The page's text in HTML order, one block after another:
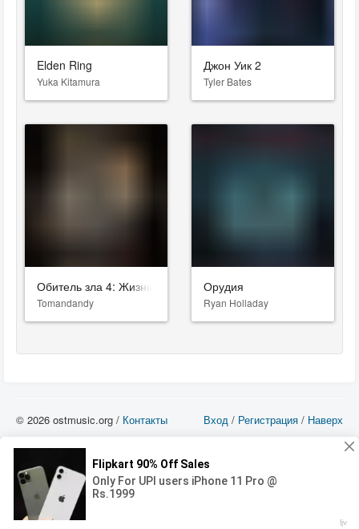
Elden Ring
Yuka Kitamura
Джон Уик 2
Tyler Bates
Обитель зла 4: Жизнь после смерти
Tomandandy
Орудия
Ryan Holladay
Вход / Регистрация / Наверх
© 2026 ostmusic.org / Контакты
прав) и охраняются Законом «Об авторском праве и смежных правах». Вы
можете использовать такие материалы только в том в случае, если
использование производится с ознакомительными целями - для прочих целей
вы должны приобрести лицензионную запись.